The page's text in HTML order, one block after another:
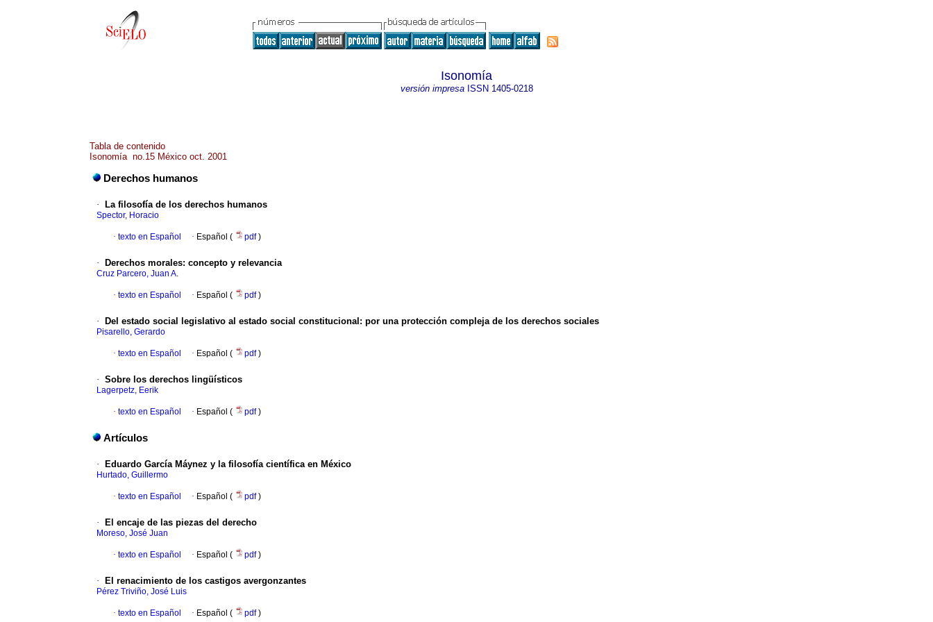
Isonomía
versión impresaISSN 1405-0218
Tabla de contenido
Isonomía no.15 México oct. 2001
Derechos humanos
· La filosofía de los derechos humanos
Spector, Horacio
· texto en Español · Español ( pdf)
· Derechos morales: concepto y relevancia
Cruz Parcero, Juan A.
· texto en Español · Español ( pdf)
· Del estado social legislativo al estado social constitucional: por una protección compleja de los derechos sociales
Pisarello, Gerardo
· texto en Español · Español ( pdf)
· Sobre los derechos lingüísticos
Lagerpetz, Eerik
· texto en Español · Español ( pdf)
Artículos
· Eduardo García Máynez y la filosofía científica en México
Hurtado, Guillermo
· texto en Español · Español ( pdf)
· El encaje de las piezas del derecho
Moreso, José Juan
· texto en Español · Español ( pdf)
· El renacimiento de los castigos avergonzantes
Pérez Triviño, José Luis
· texto en Español · Español ( pdf)